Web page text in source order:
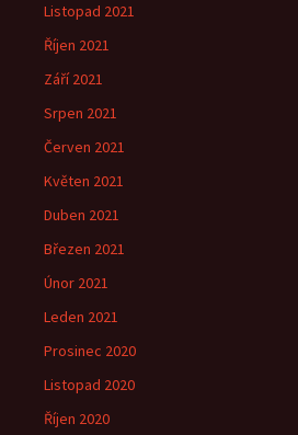
Listopad 2021
Říjen 2021
Září 2021
Srpen 2021
Červen 2021
Květen 2021
Duben 2021
Březen 2021
Únor 2021
Leden 2021
Prosinec 2020
Listopad 2020
Říjen 2020